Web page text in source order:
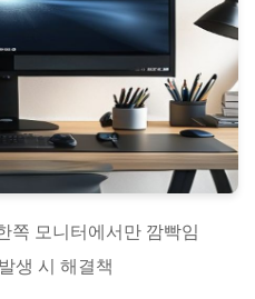
쪽 모니터에서만 깜빡임
생 시 해결책